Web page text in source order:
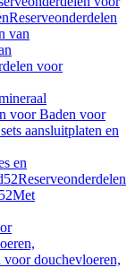
Reserveonderdelen
van
voor
voor Baden voor
aansluitplaten en
en
Reserveonderdelen
Met
douchevloeren,